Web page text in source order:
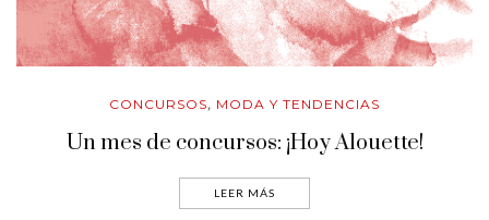
CONCURSOS, MODA Y TENDENCIAS
Un mes de concursos: ¡Hoy Alouette!
LEER MÁS